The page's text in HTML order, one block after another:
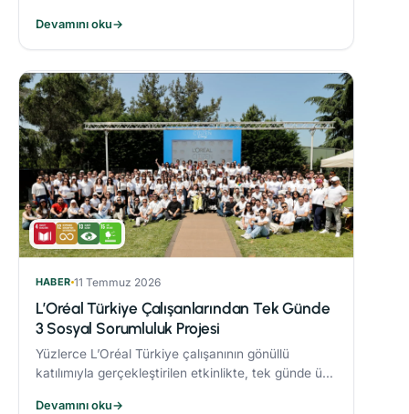
büyük ölçekli işletme kategorisinde "Çevre
Ödülü"nün sahibi oldu.
Devamını oku→
HABER 11 Temmuz 2026
L’Oréal Türkiye Çalışanlarından Tek Günde
3 Sosyal Sorumluluk Projesi
Yüzlerce L’Oréal Türkiye çalışanının gönüllü
katılımıyla gerçekleştirilen etkinlikte, tek günde üç
Devamını oku→